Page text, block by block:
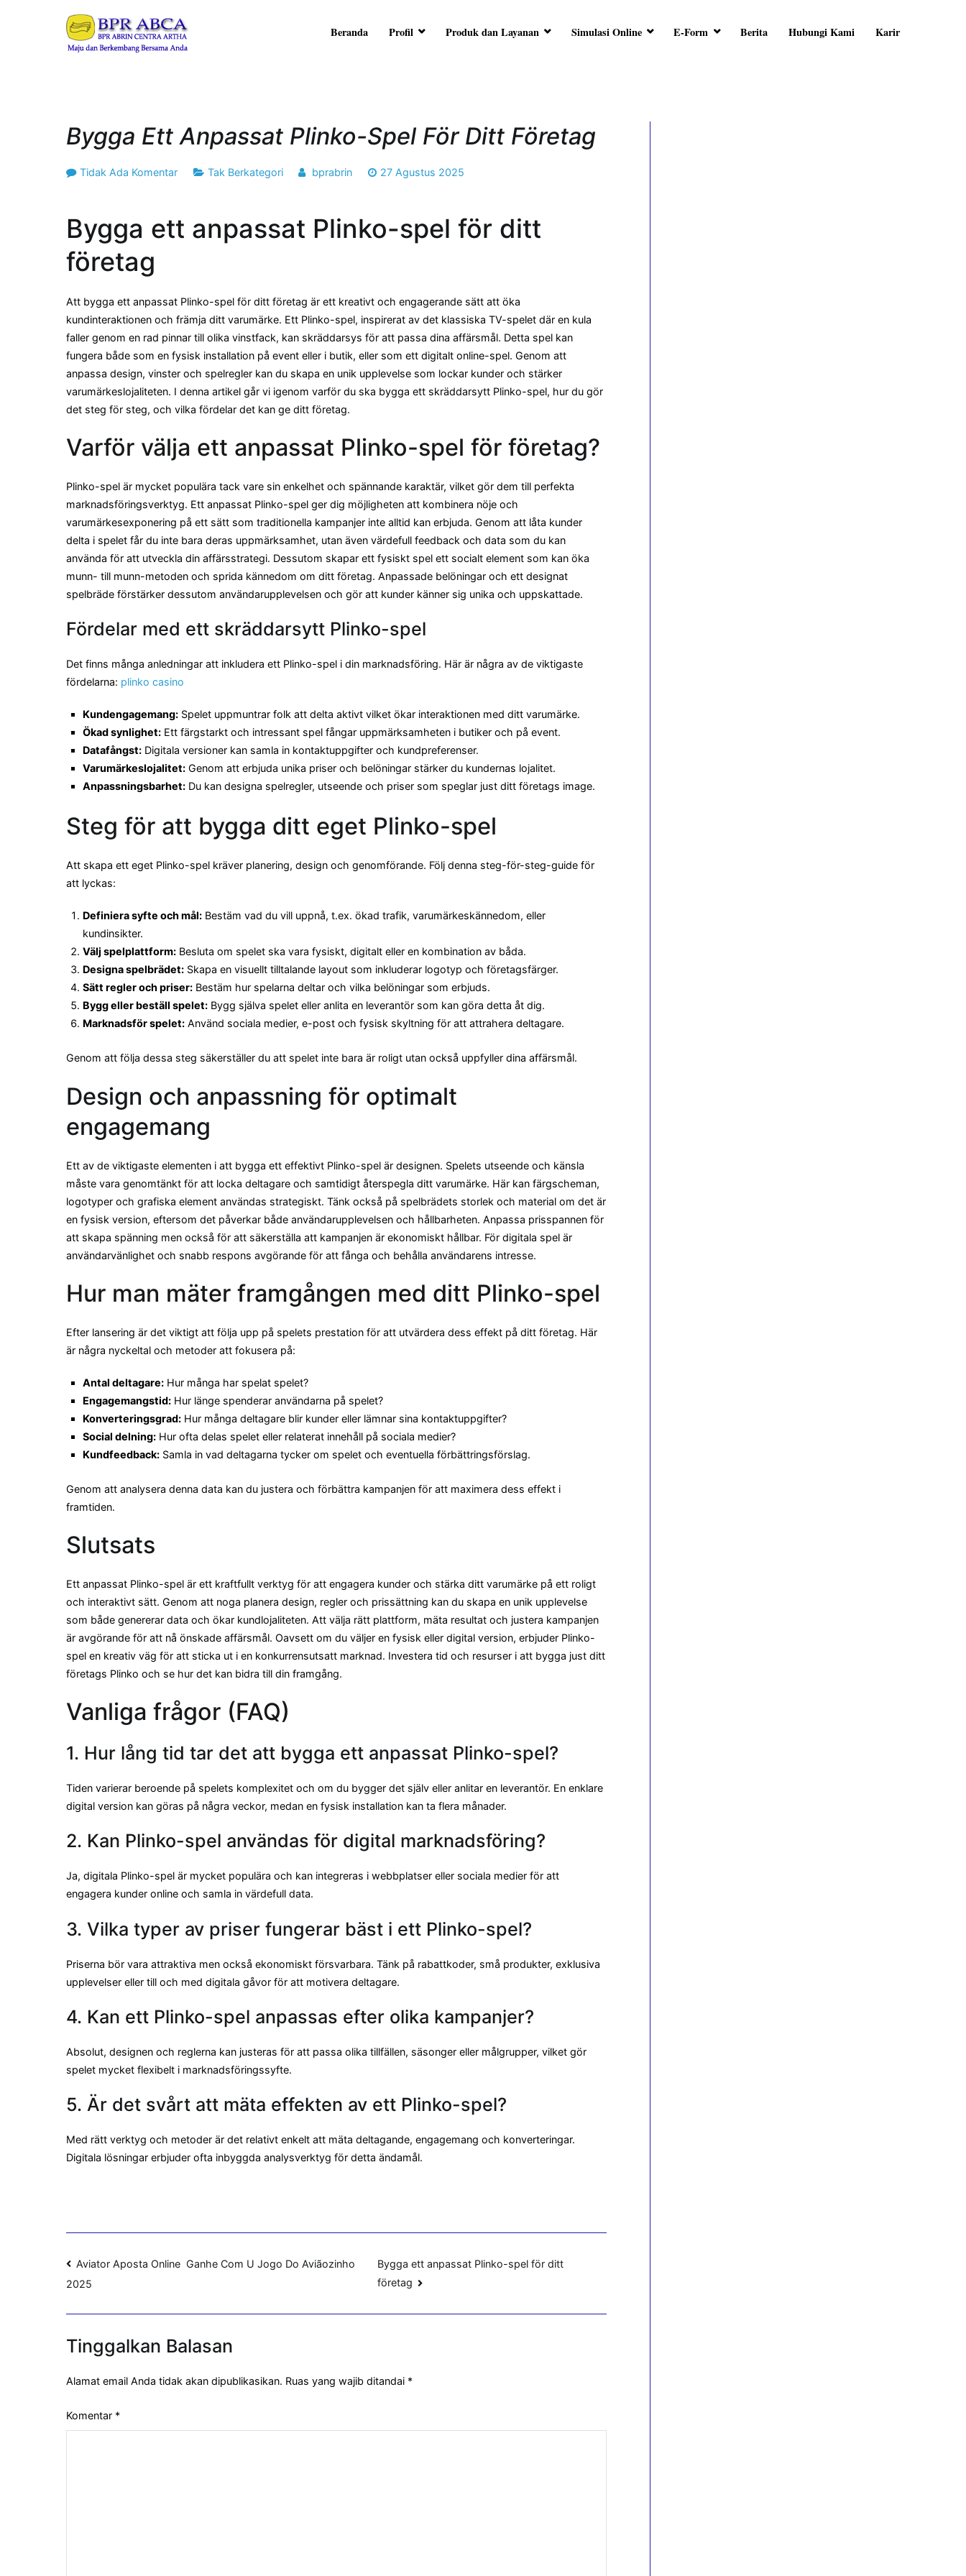
BPR ABRIN CENTRA ARTHA
Beranda Profil Produk dan Layanan Simulasi Online E-Form Berita Hubungi Kami Karir
Bygga Ett Anpassat Plinko-Spel För Ditt Företag
Tidak Ada Komentarpada
anpassat
ditt
företag
Tak Berkategori bprabrin 27 Agustus 2025
Bygga ett anpassat Plinko-spel för ditt
företag
Att bygga ett anpassat Plinko-spel för ditt företag är ett kreativt och engagerande sätt att öka
kundinteraktionen och främja ditt varumärke. Ett Plinko-spel, inspirerat av det klassiska TV-spelet där en kula
faller genom en rad pinnar till olika vinstfack, kan skräddarsys för att passa dina affärsmål. Detta spel kan
fungera både som en fysisk installation på event eller i butik, eller som ett digitalt online-spel. Genom att
anpassa design, vinster och spelregler kan du skapa en unik upplevelse som lockar kunder och stärker
varumärkeslojaliteten. I denna artikel går vi igenom varför du ska bygga ett skräddarsytt Plinko-spel, hur du gör
det steg för steg, och vilka fördelar det kan ge ditt företag.
Varför välja ett anpassat Plinko-spel för företag?
Plinko-spel är mycket populära tack vare sin enkelhet och spännande karaktär, vilket gör dem till perfekta
marknadsföringsverktyg. Ett anpassat Plinko-spel ger dig möjligheten att kombinera nöje och
varumärkesexponering på ett sätt som traditionella kampanjer inte alltid kan erbjuda. Genom att låta kunder
delta i spelet får du inte bara deras uppmärksamhet, utan även värdefull feedback och data som du kan
använda för att utveckla din affärsstrategi. Dessutom skapar ett fysiskt spel ett socialt element som kan öka
munn- till munn-metoden och sprida kännedom om ditt företag. Anpassade belöningar och ett designat
spelbräde förstärker dessutom användarupplevelsen och gör att kunder känner sig unika och uppskattade.
Fördelar med ett skräddarsytt Plinko-spel
Det finns många anledningar att inkludera ett Plinko-spel i din marknadsföring. Här är några av de viktigaste
fördelarna: plinko casino
Kundengagemang: Spelet uppmuntrar folk att delta aktivt vilket ökar interaktionen med ditt varumärke.
Ökad synlighet: Ett färgstarkt och intressant spel fångar uppmärksamheten i butiker och på event.
Datafångst: Digitala versioner kan samla in kontaktuppgifter och kundpreferenser.
Varumärkeslojalitet: Genom att erbjuda unika priser och belöningar stärker du kundernas lojalitet.
Anpassningsbarhet: Du kan designa spelregler, utseende och priser som speglar just ditt företags image.
Steg för att bygga ditt eget Plinko-spel
Att skapa ett eget Plinko-spel kräver planering, design och genomförande. Följ denna steg-för-steg-guide för
att lyckas:
Definiera syfte och mål: Bestäm vad du vill uppnå, t.ex. ökad trafik, varumärkeskännedom, eller
kundinsikter.
Välj spelplattform: Besluta om spelet ska vara fysiskt, digitalt eller en kombination av båda.
Designa spelbrädet: Skapa en visuellt tilltalande layout som inkluderar logotyp och företagsfärger.
Sätt regler och priser: Bestäm hur spelarna deltar och vilka belöningar som erbjuds.
Bygg eller beställ spelet: Bygg själva spelet eller anlita en leverantör som kan göra detta åt dig.
Marknadsför spelet: Använd sociala medier, e-post och fysisk skyltning för att attrahera deltagare.
Genom att följa dessa steg säkerställer du att spelet inte bara är roligt utan också uppfyller dina affärsmål.
Design och anpassning för optimalt
engagemang
Ett av de viktigaste elementen i att bygga ett effektivt Plinko-spel är designen. Spelets utseende och känsla
måste vara genomtänkt för att locka deltagare och samtidigt återspegla ditt varumärke. Här kan färgscheman,
logotyper och grafiska element användas strategiskt. Tänk också på spelbrädets storlek och material om det är
en fysisk version, eftersom det påverkar både användarupplevelsen och hållbarheten. Anpassa prisspannen för
att skapa spänning men också för att säkerställa att kampanjen är ekonomiskt hållbar. För digitala spel är
användarvänlighet och snabb respons avgörande för att fånga och behålla användarens intresse.
Hur man mäter framgången med ditt Plinko-spel
Efter lansering är det viktigt att följa upp på spelets prestation för att utvärdera dess effekt på ditt företag. Här
är några nyckeltal och metoder att fokusera på:
Antal deltagare: Hur många har spelat spelet?
Engagemangstid: Hur länge spenderar användarna på spelet?
Konverteringsgrad: Hur många deltagare blir kunder eller lämnar sina kontaktuppgifter?
Social delning: Hur ofta delas spelet eller relaterat innehåll på sociala medier?
Kundfeedback: Samla in vad deltagarna tycker om spelet och eventuella förbättringsförslag.
Genom att analysera denna data kan du justera och förbättra kampanjen för att maximera dess effekt i
framtiden.
Slutsats
Ett anpassat Plinko-spel är ett kraftfullt verktyg för att engagera kunder och stärka ditt varumärke på ett roligt
och interaktivt sätt. Genom att noga planera design, regler och prissättning kan du skapa en unik upplevelse
som både genererar data och ökar kundlojaliteten. Att välja rätt plattform, mäta resultat och justera kampanjen
är avgörande för att nå önskade affärsmål. Oavsett om du väljer en fysisk eller digital version, erbjuder Plinko-
spel en kreativ väg för att sticka ut i en konkurrensutsatt marknad. Investera tid och resurser i att bygga just ditt
företags Plinko och se hur det kan bidra till din framgång.
Vanliga frågor (FAQ)
1. Hur lång tid tar det att bygga ett anpassat Plinko-spel?
Tiden varierar beroende på spelets komplexitet och om du bygger det själv eller anlitar en leverantör. En enklare
digital version kan göras på några veckor, medan en fysisk installation kan ta flera månader.
2. Kan Plinko-spel användas för digital marknadsföring?
Ja, digitala Plinko-spel är mycket populära och kan integreras i webbplatser eller sociala medier för att
engagera kunder online och samla in värdefull data.
3. Vilka typer av priser fungerar bäst i ett Plinko-spel?
Priserna bör vara attraktiva men också ekonomiskt försvarbara. Tänk på rabattkoder, små produkter, exklusiva
upplevelser eller till och med digitala gåvor för att motivera deltagare.
4. Kan ett Plinko-spel anpassas efter olika kampanjer?
Absolut, designen och reglerna kan justeras för att passa olika tillfällen, säsonger eller målgrupper, vilket gör
spelet mycket flexibelt i marknadsföringssyfte.
5. Är det svårt att mäta effekten av ett Plinko-spel?
Med rätt verktyg och metoder är det relativt enkelt att mäta deltagande, engagemang och konverteringar.
Digitala lösningar erbjuder ofta inbyggda analysverktyg för detta ändamål.
Navigasi
pos
Aviator Aposta Online ️ Ganhe Com U Jogo Do Aviãozinho
2025
Bygga ett anpassat Plinko-spel för ditt
företag
Tinggalkan Balasan
Alamat email Anda tidak akan dipublikasikan. Ruas yang wajib ditandai *
Komentar *